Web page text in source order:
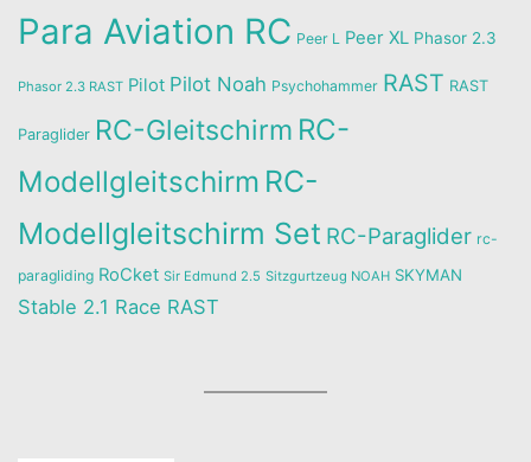
Para Aviation RC Peer L Peer XL Phasor 2.3
Phasor 2.3 RAST Pilot Pilot Noah Psychohammer RAST RAST
Paraglider RC-Gleitschirm RC-
Modellgleitschirm RC-
Modellgleitschirm Set RC-Paraglider rc-
paragliding RoCket Sir Edmund 2.5 Sitzgurtzeug NOAH SKYMAN
Stable 2.1 Race RAST